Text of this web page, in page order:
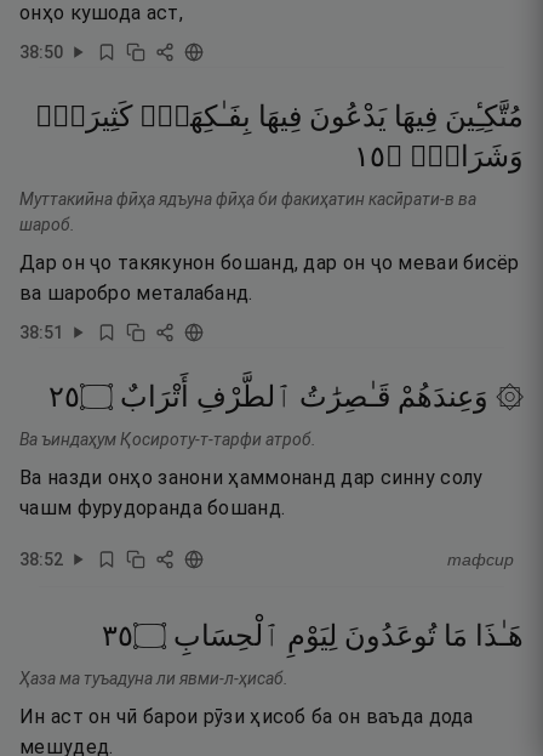
онҳо кушода аст,
38:50
مُتَّكِـِٔينَ فِيهَا يَدْعُونَ فِيهَا بِفَـٰكِهَةٍۢ كَثِيرَةٍۢ
وَشَرَابٍۢ ۝٥١
Муттакиӣна фӣҳа ядъуна фӣҳа би факиҳатин касӣрати-в ва
шароб.
Дар он ҷо такякунон бошанд, дар он ҷо меваи бисёр
ва шаробро металабанд.
38:51
۞ وَعِندَهُمْ قَـٰصِرَٰتُ ٱلطَّرْفِ أَتْرَابٌ ۝٥٢
Ва ъиндаҳум Қосироту-т-тарфи атроб.
Ва назди онҳо занони ҳаммонанд дар синну солу
чашм фурудоранда бошанд.
38:52 тафсир
هَـٰذَا مَا تُوعَدُونَ لِيَوْمِ ٱلْحِسَابِ ۝٥٣
Ҳаза ма туъадуна ли явми-л-ҳисаб.
Ин аст он чӣ барои рӯзи ҳисоб ба он ваъда дода
мешудед.